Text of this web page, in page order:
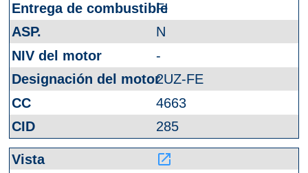
FI
N
-
2UZ-FE
4663
285
launch